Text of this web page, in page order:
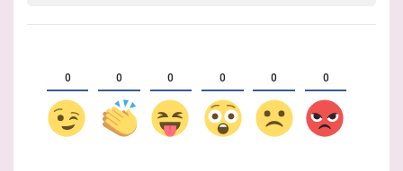
0 0 0 0 0 0